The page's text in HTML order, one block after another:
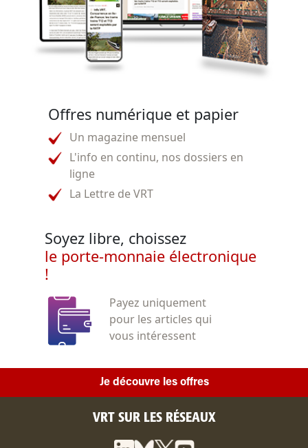
Offres numérique et papier
Un magazine mensuel
L'info en continu, nos dossiers en
ligne
La Lettre de VRT
Soyez libre, choissez
le porte-monnaie électronique
!
Payez uniquement
pour les articles qui
vous intéressent
Je découvre les offres
VRT SUR LES RÉSEAUX